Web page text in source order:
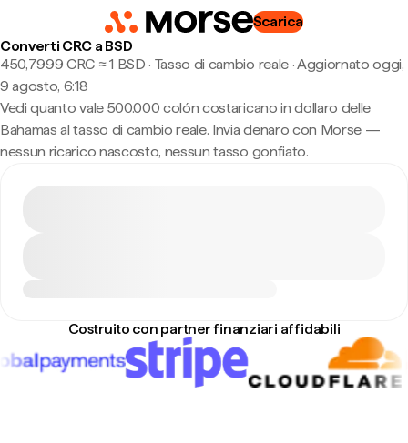
Scarica
Converti CRC a BSD
450,7999 CRC ≈ 1 BSD · Tasso di cambio reale·Aggiornato oggi,
9 agosto, 6:18
Vedi quanto vale 500.000 colón costaricano in dollaro delle
Bahamas al tasso di cambio reale. Invia denaro con Morse —
nessun ricarico nascosto, nessun tasso gonfiato.
Costruito con partner finanziari affidabili